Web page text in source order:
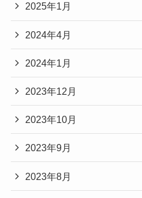
2025年1月
2024年4月
2024年1月
2023年12月
2023年10月
2023年9月
2023年8月